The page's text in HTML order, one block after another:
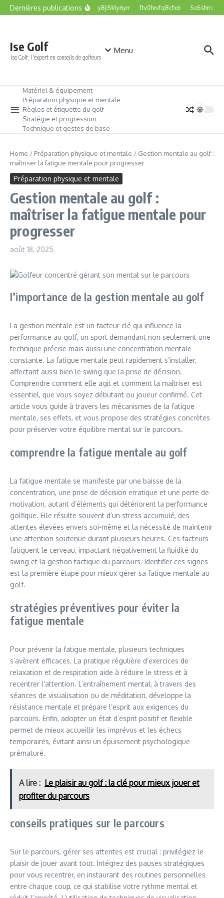
Aller au contenu
Dernières publications hfykky8ji5k1y6yrr ftv0hrvfq8cfx6
Ise Golf
Ise Golf, l'expert en conseils de golfeurs
Menu
Matériel & équipement
Préparation physique et mentale
Règles et étiquette du golf
Stratégie et progression
Technique et gestes de base
Home / Préparation physique et mentale / Gestion mentale au golf :
maîtriser la fatigue mentale pour progresser
Préparation physique et mentale
Gestion mentale au golf :
maîtriser la fatigue mentale pour
progresser
août 18, 2025
l’importance de la gestion mentale au golf
La gestion mentale est un facteur clé qui influence la
performance au golf, un sport demandant non seulement une
technique précise mais aussi une concentration mentale
constante. La fatigue mentale peut rapidement s’installer,
affectant aussi bien le swing que la prise de décision.
Comprendre comment elle agit et comment la maîtriser est
essentiel, que vous soyez débutant ou joueur confirmé. Cet
article vous guide à travers les mécanismes de la fatigue
mentale, ses effets, et vous propose des stratégies concrètes
pour préserver votre équilibre mental sur le parcours.
comprendre la fatigue mentale au golf
La fatigue mentale se manifeste par une baisse de la
concentration, une prise de décision erratique et une perte de
motivation, autant d’éléments qui détériorent la performance
golfique. Elle résulte souvent d’un stress accumulé, des
attentes élevées envers soi-même et la nécessité de maintenir
une attention soutenue durant plusieurs heures. Ces facteurs
fatiguent le cerveau, impactant négativement la fluidité du
swing et la gestion tactique du parcours. Identifier ces signes
est la première étape pour mieux gérer sa fatigue mentale au
golf.
stratégies préventives pour éviter la
fatigue mentale
Pour prévenir la fatigue mentale, plusieurs techniques
s’avèrent efficaces. La pratique régulière d’exercices de
relaxation et de respiration aide à réduire le stress et à
recentrer l’attention. L’entraînement mental, à travers des
séances de visualisation ou de méditation, développe la
résistance mentale et prépare l’esprit aux exigences du
parcours. Enfin, adopter un état d’esprit positif et flexible
permet de mieux accueillir les imprévus et les échecs
temporaires, évitant ainsi un épuisement psychologique
prématuré.
A lire : Le plaisir au golf : la clé pour mieux jouer et
profiter du parcours
conseils pratiques sur le parcours
Sur le parcours, gérer ses attentes est crucial : privilégiez le
plaisir de jouer avant tout. Intégrez des pauses stratégiques
pour vous recentrer, en instaurant des routines personnelles
entre chaque coup, ce qui stabilise votre rythme mental et